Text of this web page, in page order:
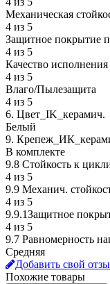
Механическая
4 из 5
Защитное покрытие
4 из 5
Качество исполнения
4 из 5
Влаго/Пылезащита
4 из 5
6. Цвет_IK_керамич.
Белый
9.
В комплекте
9.8 Стойкость к
4 из 5
9.9 Механич.
4 из 5
9.9.1Защитное
4 из 5
9.7 Равномерность
Средняя
Добавить свой
Похожие товары